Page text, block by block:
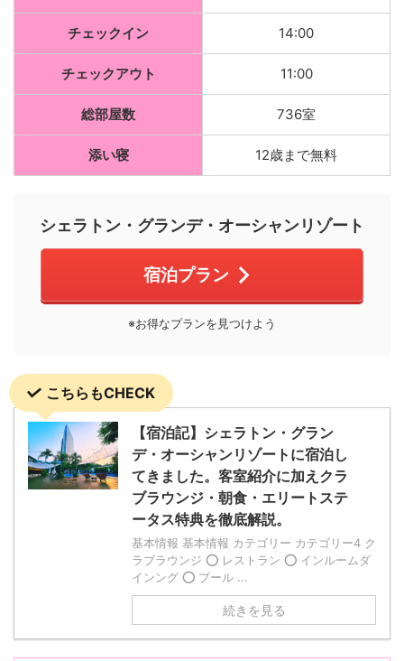
チェックイン 14:00
チェックアウト 11:00
総部屋数 736室
添い寝 12歳まで無料
シェラトン・グランデ・オーシャンリゾート
宿泊プラン
※お得なプランを見つけよう
こちらもCHECK
【宿泊記】シェラトン・グラン
デ・オーシャンリゾートに宿泊し
てきました。客室紹介に加えクラ
ブラウンジ・朝食・エリートステ
ータス特典を徹底解説。
基本情報 基本情報 カテゴリー カテゴリー4 ク
ラブラウンジ ⭕️ レストラン ⭕️ インルームダ
インング ⭕️ プール ...
続きを見る